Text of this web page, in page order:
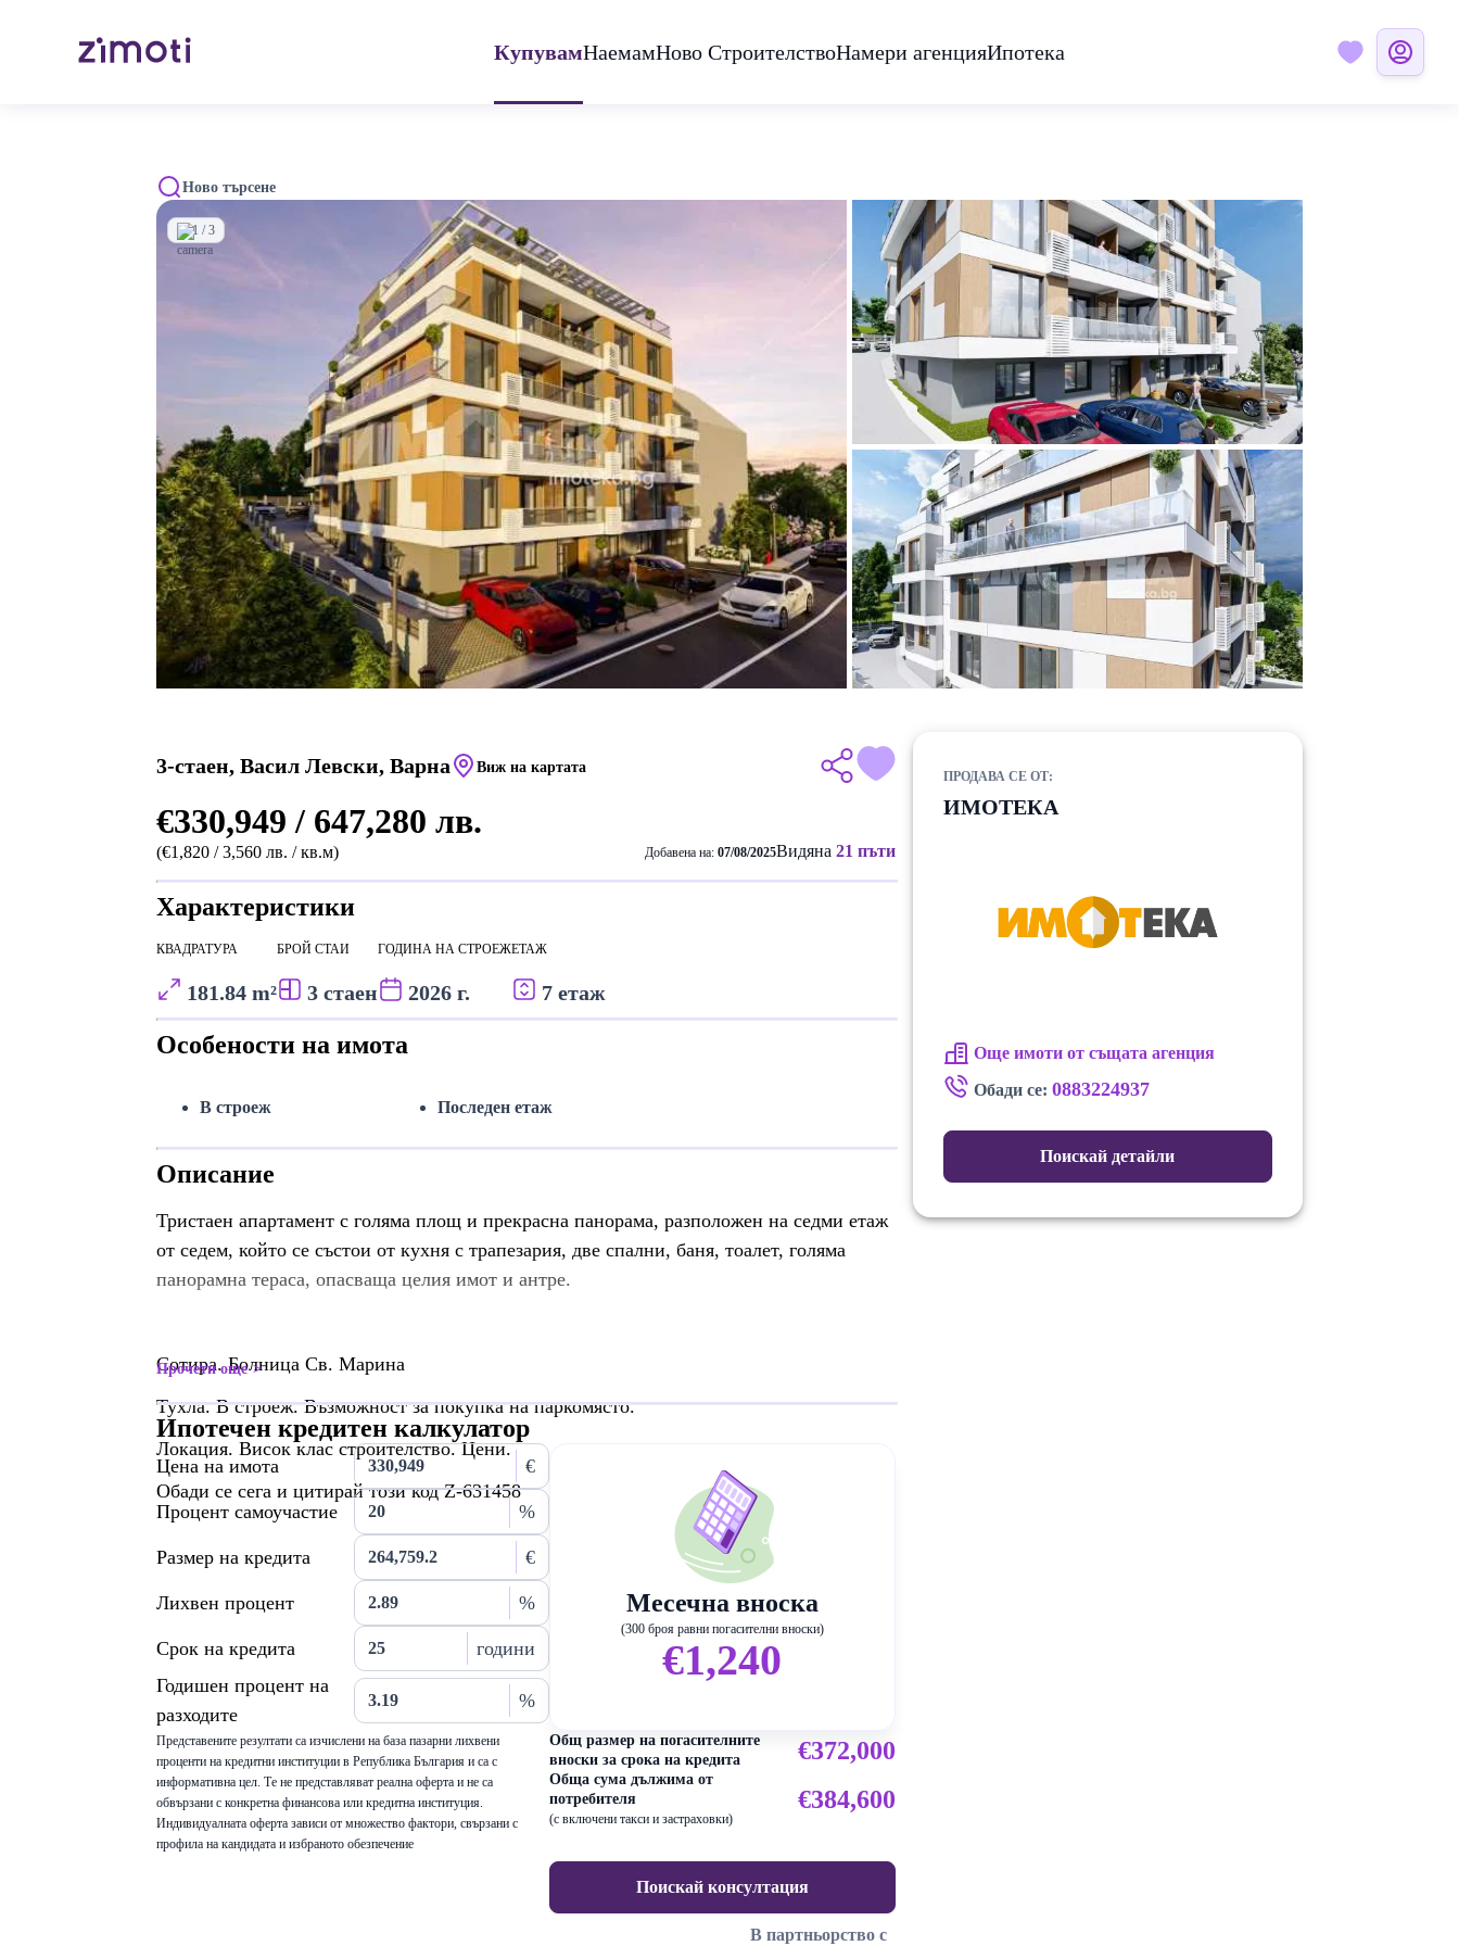
КупувамНаемамНово СтроителствоНамери агенцияИпотека
Ново търсене
1 / 3
3-стаен, Васил Левски, Варна Виж на картата
€330,949 / 647,280 лв.
(€1,820 / 3,560 лв. / кв.м) Добавена на: 07/08/2025Видяна 21 пъти
Характеристики
КВАДРАТУРА
181.84 m²
БРОЙ СТАИ
3 стаен
ГОДИНА НА СТРОЕЖ
2026 г.
ЕТАЖ
7 етаж
Особености на имота
В строеж Последен етаж
Описание
Тристаен апартамент с голяма площ и прекрасна панорама, разположен на седми етаж
от седем, който се състои от кухня с трапезария, две спални, баня, тоалет, голяма
панорамна тераса, опасваща целия имот и антре.
Сотира. Болница Св. Марина
Тухла. В строеж. Възможност за покупка на паркомясто.
Локация. Висок клас строителство. Цени.
Обади се сега и цитирай този код Z-631458
Прочети още
Ипотечен кредитен калкулатор
Цена на имота €
Процент самоучастие %
Размер на кредита €
Лихвен процент %
Срок на кредита
години
Годишен процент на
разходите
%
Представените резултати са изчислени на база пазарни лихвени
проценти на кредитни институции в Република България и са с
информативна цел. Те не представляват реална оферта и не са
обвързани с конкретна финансова или кредитна институция.
Индивидуалната оферта зависи от множество фактори, свързани с
профила на кандидата и избраното обезпечение
Месечна вноска
(300 броя равни погасителни вноски)
€1,240
Общ размер на погасителните
вноски за срока на кредита
€372,000
Обща сума дължима от
потребителя
(с включени такси и застраховки)
€384,600
Поискай консултация
В партньорство с
ПРОДАВА СЕ ОТ:
ИМОТЕКА
Още имоти от същата агенция
Обади се: 0883224937
Поискай детайли